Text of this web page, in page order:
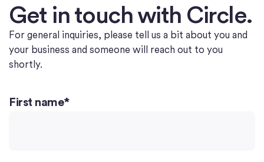
Get in touch with Circle.
For general inquiries, please tell us a bit about you and
your business and someone will reach out to you
shortly.
First name*